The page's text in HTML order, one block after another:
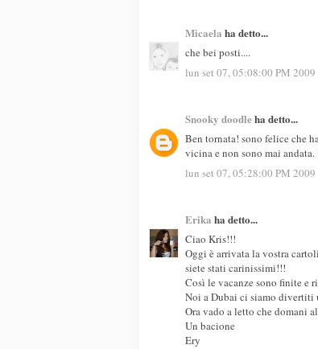
Micaela ha detto...
che bei posti....
lun set 07, 05:08:00 PM 2009
Snooky doodleha detto...
Ben tornata! sono felice che
vicina e non sono mai andata.
lun set 07, 05:28:00 PM 2009
Erika ha detto...
Ciao Kris!!!
Oggi è arrivata la vostra
siete stati carinissimi!!!
Così le vacanze sono finite e
Noi a Dubai ci siamo divertiti
Ora vado a letto che domani
Un bacione
Ery